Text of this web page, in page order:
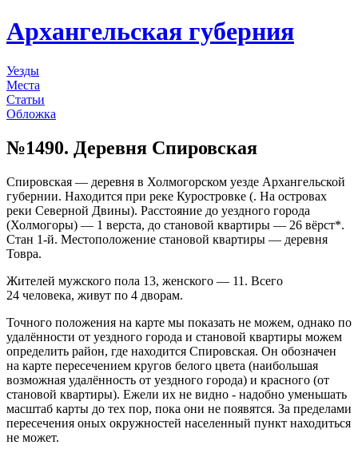
Архангельская губерния
Уезды
Места
Статьи
Обложка
№1490. Деревня Спировская
Спировская — деревня в Холмогорском уезде Архангельской
губернии. Находится при реке Куростровке (. На островах
реки Северной Двины). Расстояние до уездного города
(Холмогоры) — 1 верста, до становой квартиры — 26 вёрст*.
Стан 1-й. Местоположение становой квартиры — деревня
Товра.
Жителей мужского пола 13, женского — 11. Всего
24 человека, живут по 4 дворам.
Точного положения на карте мы показать не можем, однако по
удалённости от уездного города и становой квартиры можем
определить район, где находится Спировская. Он обозначен
на карте пересечением кругов белого цвета (наибольшая
возможная удалённость от уездного города) и красного (от
становой квартиры). Ежели их не видно - надобно уменьшать
масштаб карты до тех пор, пока они не появятся. За пределами
пересечения оных окружностей населенный пункт находиться
не может.